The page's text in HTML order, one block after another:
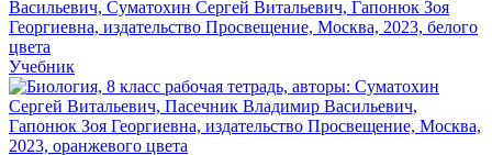
Учебник